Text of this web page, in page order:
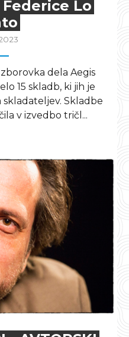
Lo
dela Aegis
15 skladb, ki jih je
skladateljev. Skladbe
v izvedbo tričl...